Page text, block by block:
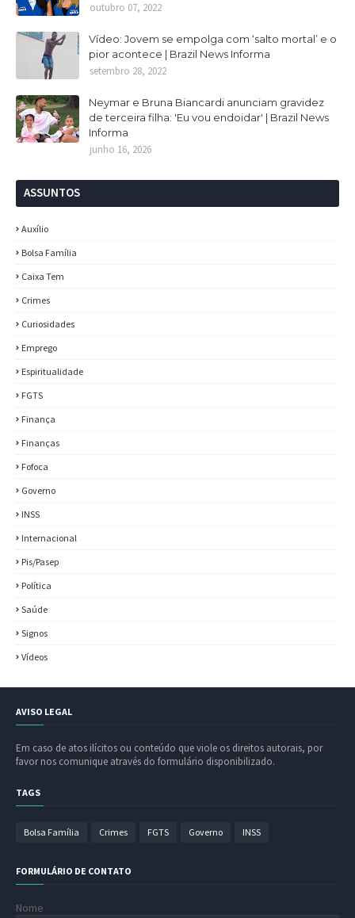
outubro 07, 2022
Vídeo: Jovem se empolga com ‘salto mortal’ e o
pior acontece | Brazil News Informa
setembro 28, 2022
Neymar e Bruna Biancardi anunciam gravidez
de terceira filha: 'Eu vou endoidar' | Brazil News
Informa
junho 16, 2026
ASSUNTOS
Auxílio
Bolsa Família
Caixa Tem
Crimes
Curiosidades
Emprego
Espiritualidade
FGTS
Finança
Finanças
Fofoca
Governo
INSS
Internacional
Pis/Pasep
Política
Saúde
Signos
Vídeos
AVISO LEGAL
Em caso de atos ilícitos ou conteúdo que viole os direitos autorais, por
favor nos comunique através do formulário disponibilizado.
TAGS
Bolsa Família Crimes FGTS Governo INSS
FORMULÁRIO DE CONTATO
Nome